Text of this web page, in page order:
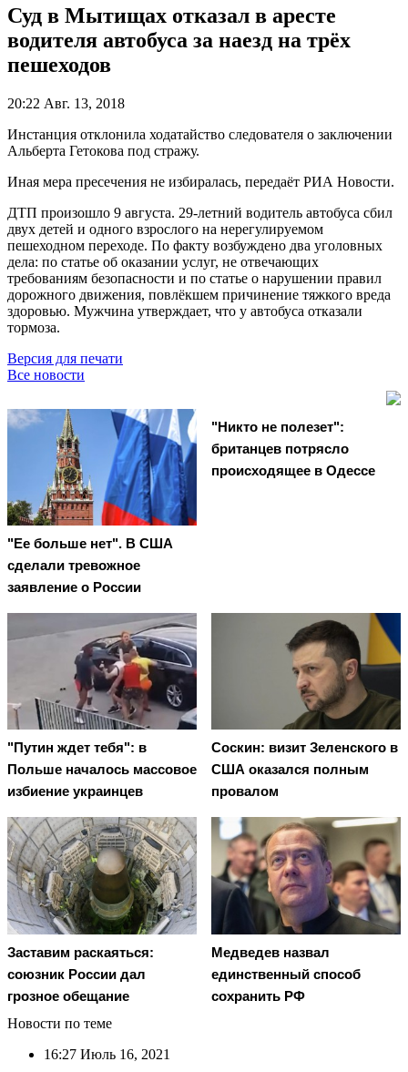
Суд в Мытищах отказал в аресте
водителя автобуса за наезд на трёх
пешеходов
20:22 Авг. 13, 2018
Инстанция отклонила ходатайство следователя о заключении
Альберта Гетокова под стражу.
Иная мера пресечения не избиралась, передаёт РИА Новости.
ДТП произошло 9 августа. 29-летний водитель автобуса сбил
двух детей и одного взрослого на нерегулируемом
пешеходном переходе. По факту возбуждено два уголовных
дела: по статье об оказании услуг, не отвечающих
требованиям безопасности и по статье о нарушении правил
дорожного движения, повлёкшем причинение тяжкого вреда
здоровью. Мужчина утверждает, что у автобуса отказали
тормоза.
Версия для печати
Все новости
"Ее больше нет". В США
сделали тревожное
заявление о России
"Никто не полезет":
британцев потрясло
происходящее в Одессе
"Путин ждет тебя": в
Польше началось массовое
избиение украинцев
Соскин: визит Зеленского в
США оказался полным
провалом
Заставим раскаяться:
союзник России дал
грозное обещание
Медведев назвал
единственный способ
сохранить РФ
Новости по теме
16:27 Июль 16, 2021